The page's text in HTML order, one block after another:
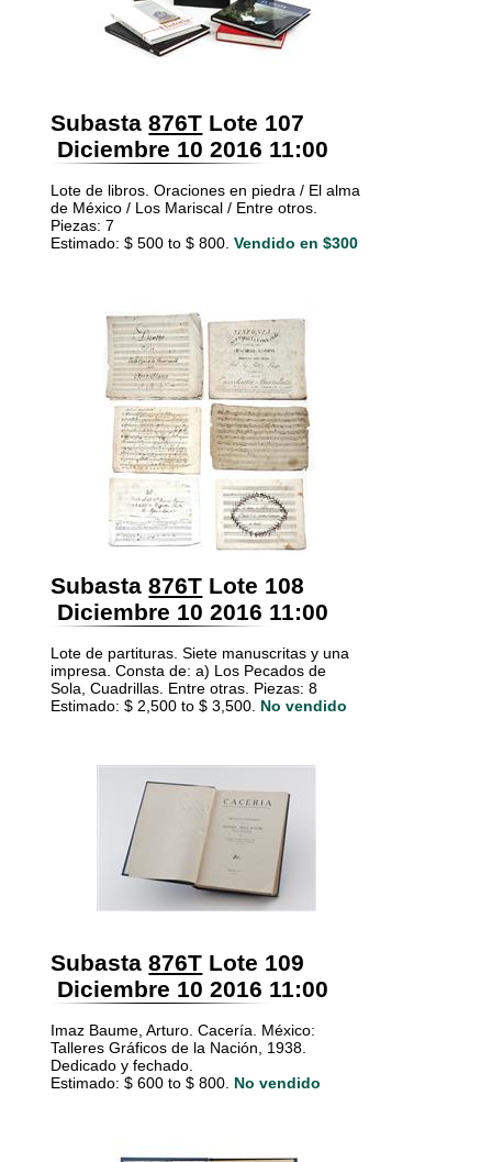
Subasta 876T Lote 107
Diciembre 10 2016 11:00
Lote de libros. Oraciones en piedra / El alma
de México / Los Mariscal / Entre otros.
Piezas: 7
Estimado: $ 500 to $ 800. Vendido en $300
Subasta 876T Lote 108
Diciembre 10 2016 11:00
Lote de partituras. Siete manuscritas y una
impresa. Consta de: a) Los Pecados de
Sola, Cuadrillas. Entre otras. Piezas: 8
Estimado: $ 2,500 to $ 3,500. No vendido
Subasta 876T Lote 109
Diciembre 10 2016 11:00
Imaz Baume, Arturo. Cacería. México:
Talleres Gráficos de la Nación, 1938.
Dedicado y fechado.
Estimado: $ 600 to $ 800. No vendido